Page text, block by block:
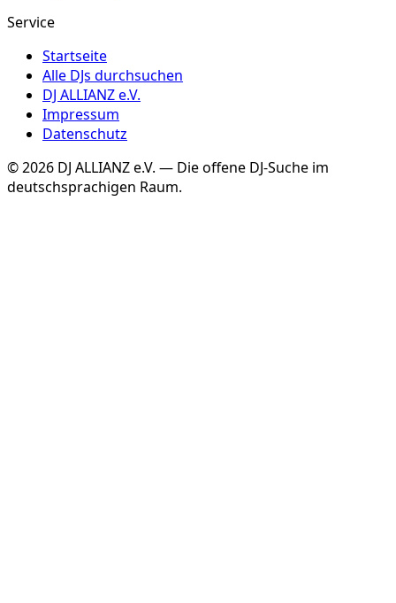
Service
Startseite
Alle DJs durchsuchen
DJ ALLIANZ e.V.
Impressum
Datenschutz
©2026 DJ ALLIANZ e.V. — Die offene DJ-Suche im
deutschsprachigen Raum.